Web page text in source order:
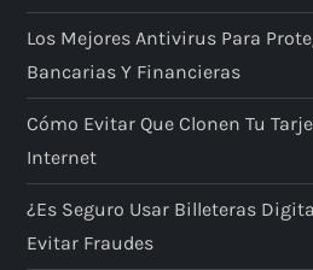
Los Mejores Antivirus Para
Bancarias Y Financieras
Cómo Evitar Que Clonen Tu
Internet
¿Es Seguro Usar Billeteras
Evitar Fraudes